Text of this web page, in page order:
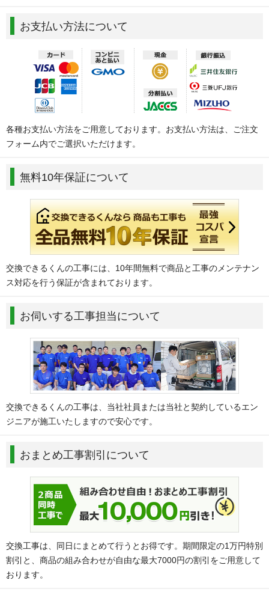
お支払い方法について
各種お支払い方法をご用意しております。お支払い方法は、ご注文
フォーム内でご選択いただけます。
無料10年保証について
交換できるくんの工事には、10年間無料で商品と工事のメンテナン
ス対応を行う保証が含まれております。
お伺いする工事担当について
交換できるくんの工事は、当社社員または当社と契約しているエン
ジニアが施工いたしますので安心です。
おまとめ工事割引について
交換工事は、同日にまとめて行うとお得です。期間限定の1万円特別
割引と、商品の組み合わせが自由な最大7000円の割引をご用意して
おります。